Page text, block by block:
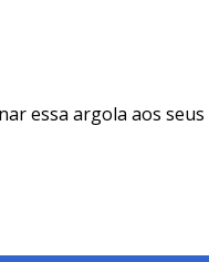
essa argola aos